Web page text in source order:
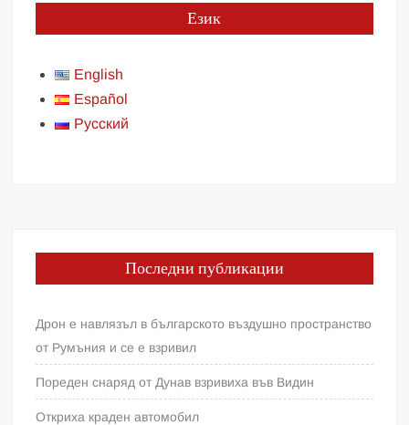
Език
English
Español
Русский
Последни публикации
Дрон е навлязъл в българското въздушно пространство
от Румъния и се е взривил
Пореден снаряд от Дунав взривиха във Видин
Откриха краден автомобил